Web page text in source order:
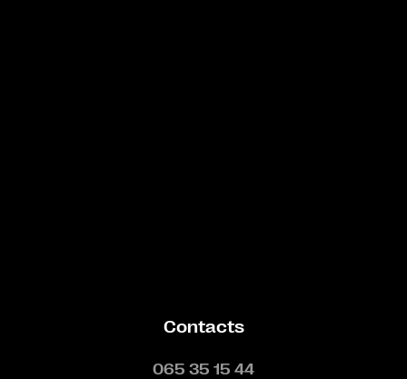
Contacts
065 35 15 44